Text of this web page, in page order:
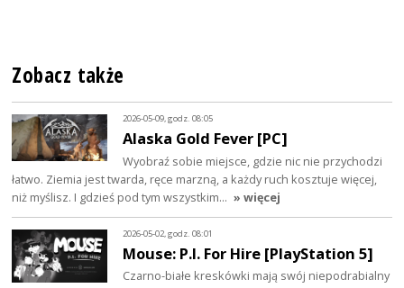
Zobacz także
2026-05-09, godz. 08:05
Alaska Gold Fever [PC]
Wyobraź sobie miejsce, gdzie nic nie przychodzi
łatwo. Ziemia jest twarda, ręce marzną, a każdy ruch kosztuje więcej,
niż myślisz. I gdzieś pod tym wszystkim… » więcej
2026-05-02, godz. 08:01
Mouse: P.I. For Hire [PlayStation 5]
Czarno-białe kreskówki mają swój niepodrabialny